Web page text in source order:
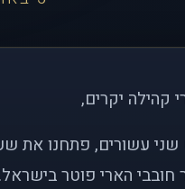
קהילה יקרים,
חובבי הארי פוטר